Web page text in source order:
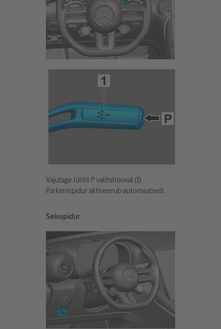
Vajutage lülitit P valitshooval (1).
Parkimispidur aktiveerub automaatselt.
Seisupidur